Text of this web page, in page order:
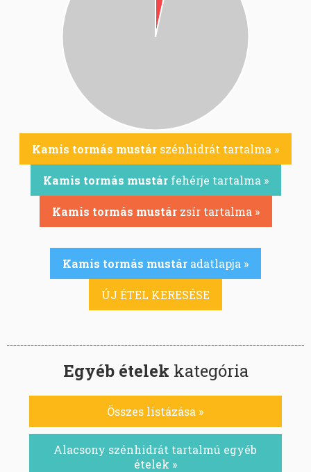
Kamis tormás mustár szénhidrát tartalma »
Kamis tormás mustárfehérje tartalma »
Kamis tormás mustárzsír tartalma »
Kamis tormás mustár adatlapja »
ÚJ ÉTEL KERESÉSE
Egyéb ételek kategória
Összes listázása »
Alacsony szénhidrát tartalmú egyéb
ételek »